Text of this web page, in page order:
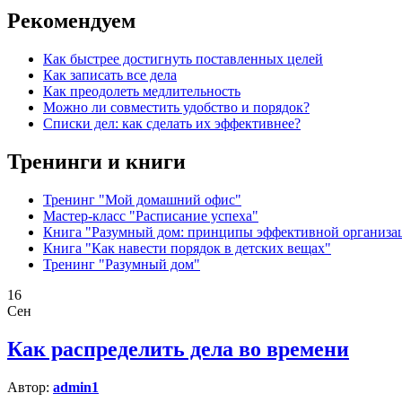
Рекомендуем
Как быстрее достигнуть поставленных целей
Как записать все дела
Как преодолеть медлительность
Можно ли совместить удобство и порядок?
Списки дел: как сделать их эффективнее?
Тренинги и книги
Тренинг "Мой домашний офис"
Мастер-класс "Расписание успеха"
Книга "Разумный дом: принципы эффективной
Книга "Как навести порядок в детских вещах"
Тренинг "Разумный дом"
16
Сен
Как распределить дела во времени
Автор: admin1